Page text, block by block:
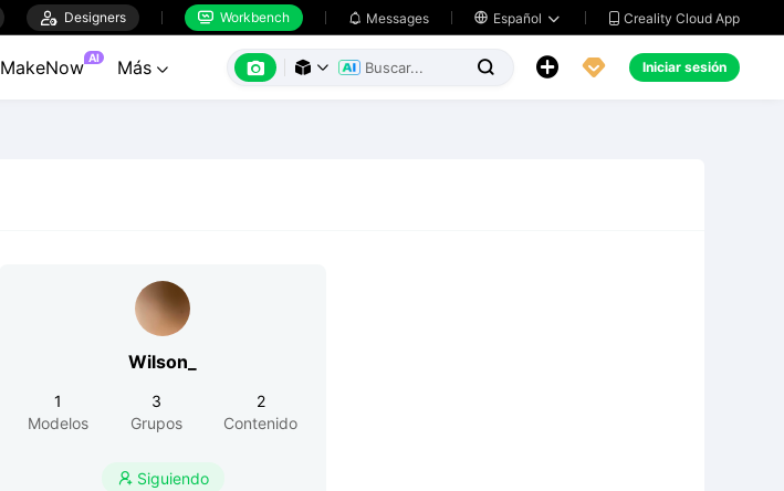
 Designers  Workbench  Messages  Español   Creality Cloud App
MakeNow AI Más        Iniciar sesión
Wilson_
1
Modelos
3
Grupos
2
Contenido
 Siguiendo